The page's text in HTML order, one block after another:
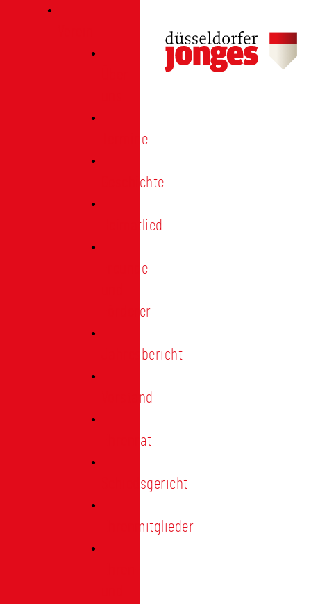
Termine
Geschichte
Heimatlied
Freunde
Förderer
Jahresbericht
Vorstand
Ehrenrat
Schiedsgericht
Ehrenmitglieder